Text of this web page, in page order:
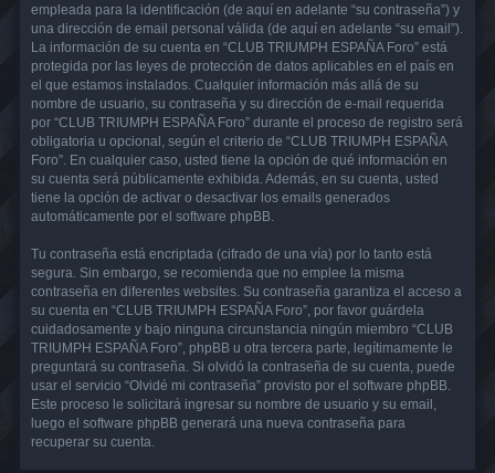
empleada para la identificación (de aquí en adelante “su contraseña”) y
una dirección de email personal válida (de aquí en adelante “su email”).
La información de su cuenta en “CLUB TRIUMPH ESPAÑA Foro” está
protegida por las leyes de protección de datos aplicables en el país en
el que estamos instalados. Cualquier información más allá de su
nombre de usuario, su contraseña y su dirección de e-mail requerida
por “CLUB TRIUMPH ESPAÑA Foro” durante el proceso de registro será
obligatoria u opcional, según el criterio de “CLUB TRIUMPH ESPAÑA
Foro”. En cualquier caso, usted tiene la opción de qué información en
su cuenta será públicamente exhibida. Además, en su cuenta, usted
tiene la opción de activar o desactivar los emails generados
automáticamente por el software phpBB.
Tu contraseña está encriptada (cifrado de una vía) por lo tanto está
segura. Sin embargo, se recomienda que no emplee la misma
contraseña en diferentes websites. Su contraseña garantiza el acceso a
su cuenta en “CLUB TRIUMPH ESPAÑA Foro”, por favor guárdela
cuidadosamente y bajo ninguna circunstancia ningún miembro “CLUB
TRIUMPH ESPAÑA Foro”, phpBB u otra tercera parte, legítimamente le
preguntará su contraseña. Si olvidó la contraseña de su cuenta, puede
usar el servicio “Olvidé mi contraseña” provisto por el software phpBB.
Este proceso le solicitará ingresar su nombre de usuario y su email,
luego el software phpBB generará una nueva contraseña para
recuperar su cuenta.